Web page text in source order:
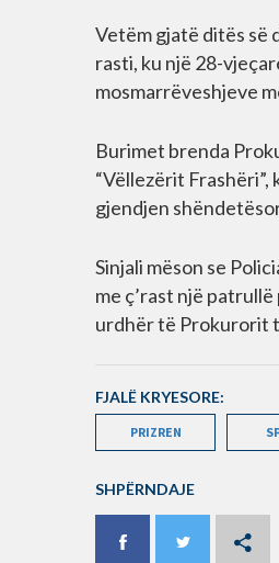
Vetëm gjatë ditës së
rasti, ku një 28-
mosmarrëveshjeve
Burimet brenda
“Vëllezërit
gjendjen
Sinjali mëson se
me ç’rast një
urdhër të Prokurorit
FJALË KRYESORE:
PRIZREN
SHPËRNDAJE